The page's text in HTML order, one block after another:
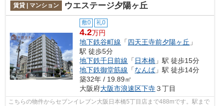
賃貸 | マンション ウエステージ夕陽ヶ丘
敷0 礼0
4.2万円
地下鉄谷町線 「四天王寺前夕陽ヶ丘 」
駅 徒歩5分
地下鉄千日前線 「 日本橋 」駅 徒歩15分
地下鉄御堂筋線 「なんば」駅 徒歩14分
築32年 / 19.89㎡
大阪府大阪市浪速区下寺３丁目
こちらの物件からセブンイレブン大阪日本橋5丁目店まで488mです。駅まで